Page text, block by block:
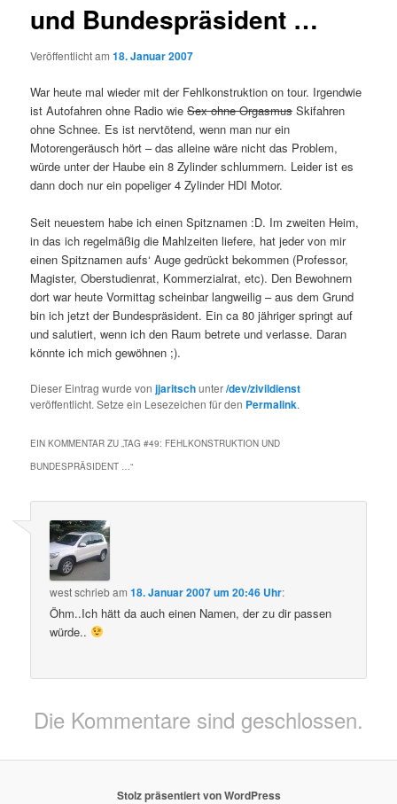
und Bundespräsident …
Veröffentlicht am18. Januar 2007
War heute mal wieder mit der Fehlkonstruktion on tour. Irgendwie
ist Autofahren ohne Radio wieSex ohne Orgasmus Skifahren
ohne Schnee. Es ist nervtötend, wenn man nur ein
Motorengeräusch hört – das alleine wäre nicht das Problem,
würde unter der Haube ein 8 Zylinder schlummern. Leider ist es
dann doch nur ein popeliger 4 Zylinder HDI Motor.
Seit neuestem habe ich einen Spitznamen :D. Im zweiten Heim,
in das ich regelmäßig die Mahlzeiten liefere, hat jeder von mir
einen Spitznamen aufs‘ Auge gedrückt bekommen (Professor,
Magister, Oberstudienrat, Kommerzialrat, etc). Den Bewohnern
dort war heute Vormittag scheinbar langweilig – aus dem Grund
bin ich jetzt der Bundespräsident. Ein ca 80 jähriger springt auf
und salutiert, wenn ich den Raum betrete und verlasse. Daran
könnte ich mich gewöhnen ;).
Dieser Eintrag wurde vonjjaritschunter/dev/zivildienst
veröffentlicht. Setze ein Lesezeichen für den Permalink.
EIN KOMMENTAR ZU „TAG #49: FEHLKONSTRUKTION UND
BUNDESPRÄSIDENT …“
westschriebam18. Januar 2007 um 20:46 Uhr:
Öhm..Ich hätt da auch einen Namen, der zu dir passen
würde..
Die Kommentare sind geschlossen.
Stolz präsentiert von WordPress